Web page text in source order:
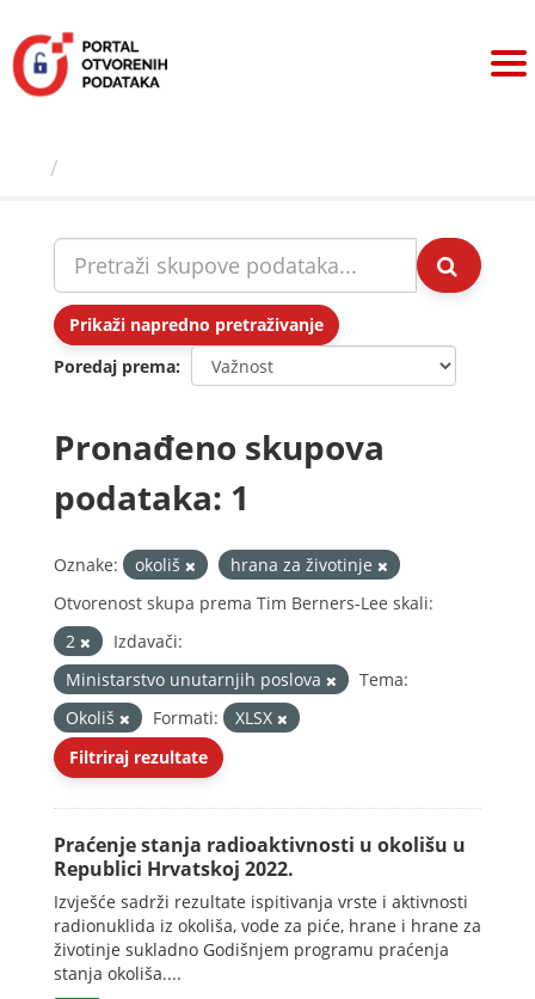
sadržaj
Prikaži napredno pretraživanje
Poredaj prema
Pronađeno skupova
podataka: 1
Oznake: okoliš
hrana za životinje
Otvorenost skupa prema Tim Berners-Lee skali:
2
Izdavači:
Ministarstvo unutarnjih poslova
Tema:
Okoliš
Formati:
XLSX
Filtriraj rezultate
Praćenje stanja radioaktivnosti u okolišu u
Republici Hrvatskoj 2022.
Izvješće sadrži rezultate ispitivanja vrste i aktivnosti
radionuklida iz okoliša, vode za piće, hrane i hrane za
životinje sukladno Godišnjem programu praćenja
stanja okoliša....